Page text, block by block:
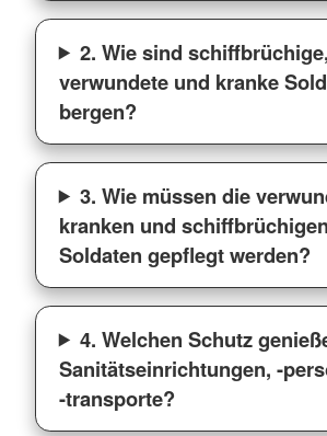
2. Wie sind schiffbrüchige,
verwundete und kranke
bergen?
3. Wie müssen die
kranken und schiffbrüchigen
Soldaten gepflegt werden?
4. Welchen Schutz
Sanitätseinrichtungen, -
-transporte?